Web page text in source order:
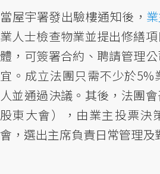
當屋宇署發出驗樓通知後，
業人士檢查物業並提出修繕
體，可簽署合約、聘請管理
宜。成立法團只需不少於
人並通過決議。其後，法團
股東大會），由業主投票決
會，選出主席負責日常管理及